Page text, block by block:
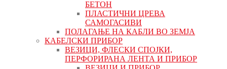
БЕТОН
ПЛАСТИЧНИ ЦРЕВА
САМОГАСИВИ
ПОЛАГАЊЕ НА КАБЛИ ВО ЗЕМЈА
КАБЕЛСКИ ПРИБОР
ВЕЗИЦИ, ФЛЕСКИ СПОЈКИ,
ПЕРФОРИРАНА ЛЕНТА И ПРИБОР